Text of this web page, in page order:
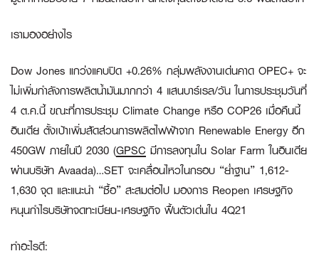
เรามองอย่างไร
Dow Jones แกว่งแคบปิด +0.26% กลุ่มพลังงานเด่นคาด OPEC+ จะ
ไม่เพิ่มกำลังการผลิตน้ำมันมากกว่า 4 แสนบาร์เรล/วัน ในการประชุมวันที่
4 ต.ค.นี้ ขณะที่การประชุม Climate Change หรือ COP26 เมื่อคืนนี้
อินเดีย ตั้งเป้าเพิ่มสัดส่วนการผลิตไฟฟ้าจาก Renewable Energy อีก
450GW ภายในปี 2030 (GPSC มีการลงทุนใน Solar Farm ในอินเดีย
ผ่านบริษัท Avaada)…SET จะเคลื่อนไหวในกรอบ “ย่ำฐาน” 1,612-
1,630 จุด และแนะนำ “ซื้อ” สะสมต่อไป มองการ Reopen เศรษฐกิจ
หนุนกำไรบริษัทจดทะเบียน-เศรษฐกิจ ฟื้นตัวเด่นใน 4Q21
ทำอะไรดี: